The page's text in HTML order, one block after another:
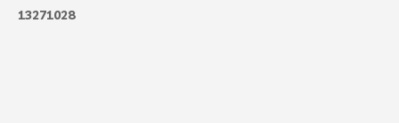
13271028